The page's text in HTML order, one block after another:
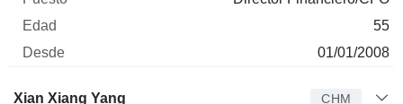
55
01/01/2008
Administrador Puesto
Xian Xiang Yang CHM